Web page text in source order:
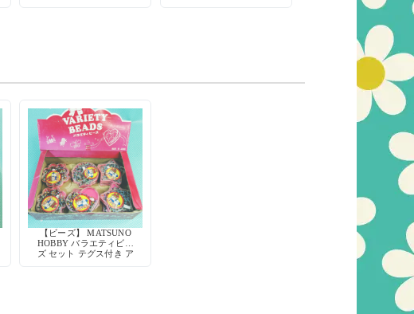
【ビーズ】 MATSUNO
HOBBY バラエティビー
ズ セット テグス付き ア